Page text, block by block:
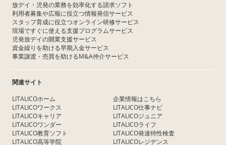
放デイ・児発の業務を効率化する請求ソフト
利用者募集や広報に役立つ情報発信サービス
スタッフ育成に役立つオンライン研修サービス
現場ですぐに使える支援プログラムサービス
児発放デイの開業支援サービス
資金繰りを助ける早期入金サービス
事業譲渡・売買を助けるM&A仲介サービス
関連サイト
LITALICOホーム
LITALICOワークス
LITALICOキャリア
LITALICOワンダー
LITALICO教育ソフト
LITALICO高等学院
企業情報はこちら
LITALICO仕事ナビ
LITALICOジュニア
LITALICOライフ
LITALICO発達特性検査
LITALICOレジデンス